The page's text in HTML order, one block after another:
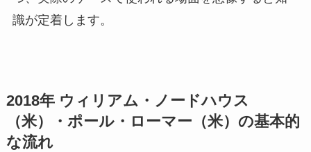
識が定着します。
2018年 ウィリアム・ノードハウス
（米）・ポール・ローマー（米）の基本的
な流れ